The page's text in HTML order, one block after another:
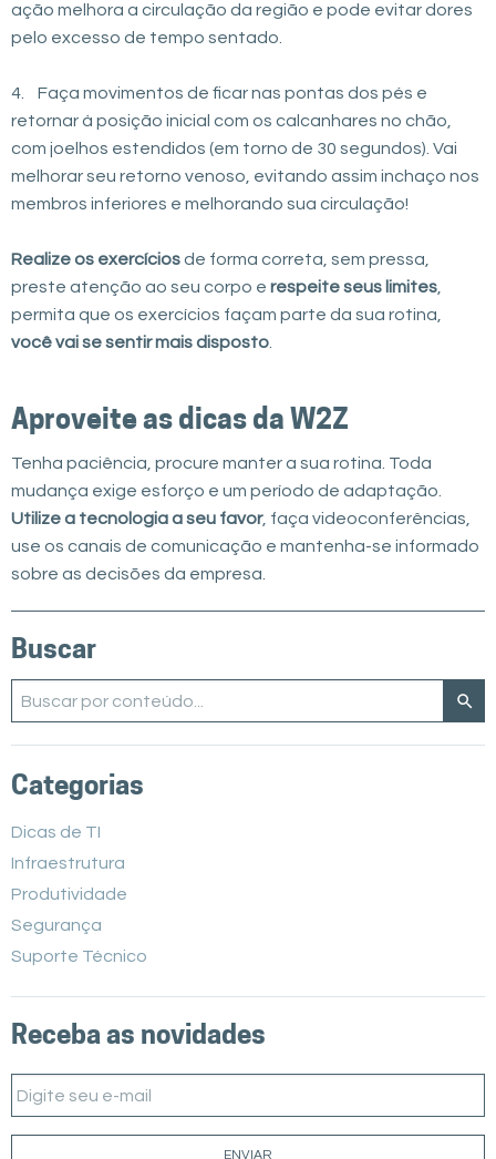
ação melhora a circulação da região e pode evitar dores
pelo excesso de tempo sentado.
4. Faça movimentos de ficar nas pontas dos pés e
retornar à posição inicial com os calcanhares no chão,
com joelhos estendidos (em torno de 30 segundos). Vai
melhorar seu retorno venoso, evitando assim inchaço nos
membros inferiores e melhorando sua circulação!
Realize os exercíciosde forma correta, sem pressa,
preste atenção ao seu corpo e respeite seus limites,
permita que os exercícios façam parte da sua rotina,
você vai se sentir mais disposto.
Aproveite as dicas da W2Z
Tenha paciência, procure manter a sua rotina. Toda
mudança exige esforço e um período de adaptação.
Utilize a tecnologia a seu favor, faça videoconferências,
use os canais de comunicação e mantenha-se informado
sobre as decisões da empresa.
Buscar
Categorias
Dicas de TI
Infraestrutura
Produtividade
Segurança
Suporte Técnico
Receba as novidades